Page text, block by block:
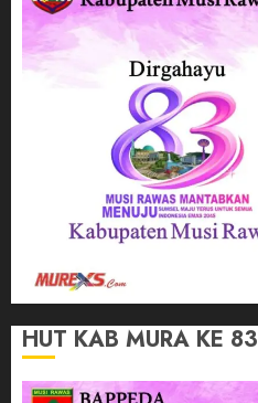
HUT KAB MURA KE 83